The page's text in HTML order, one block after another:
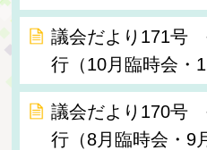
議会だより171号
行（10月臨時会・
議会だより170号
行（8月臨時会・9